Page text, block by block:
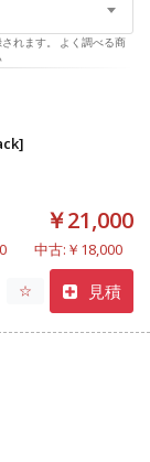
れます。 よく調べる商
￥21,000
中古:￥18,000
☆ 見積